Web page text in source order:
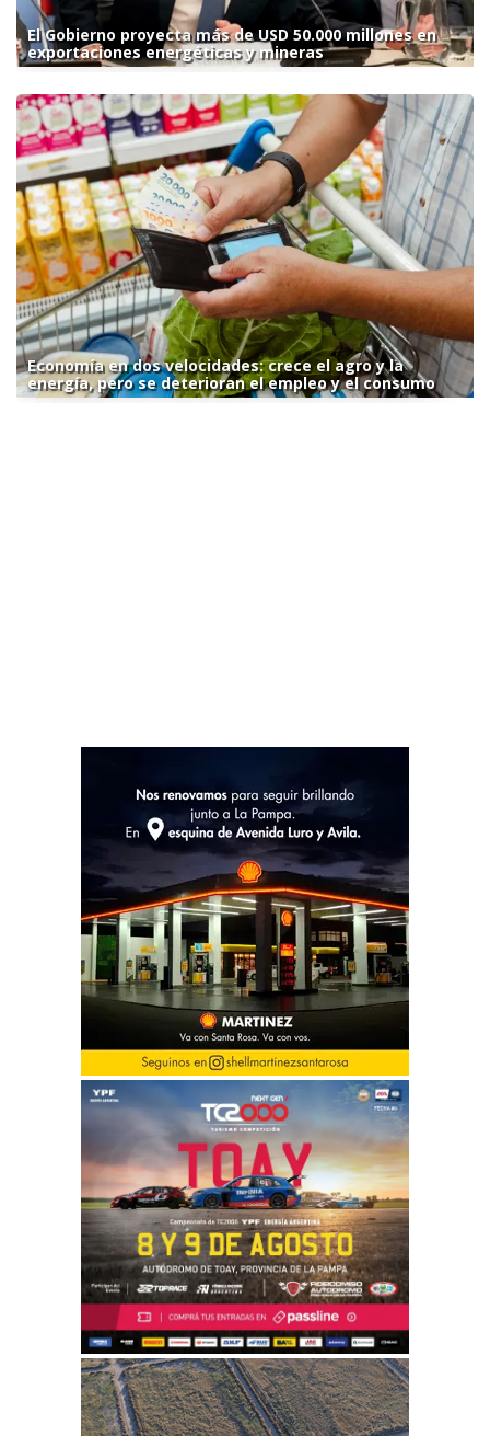
El Gobierno proyecta más de USD 50.000 millones en
exportaciones energéticas y mineras
Economía en dos velocidades: crece el agro y la
energía, pero se deterioran el empleo y el consumo